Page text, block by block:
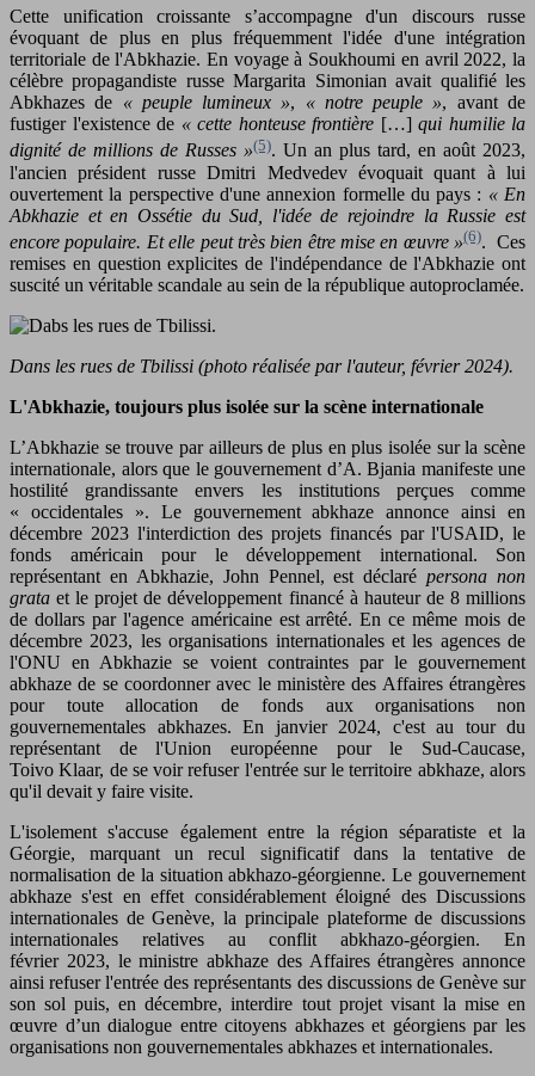
Cette unification croissante s’accompagne d'un discours russe
évoquant de plus en plus fréquemment l'idée d'une intégration
territoriale de l'Abkhazie. En voyage à Soukhoumi en avril 2022, la
célèbre propagandiste russe Margarita Simonian avait qualifié les
Abkhazes de « peuple lumineux », « notre peuple », avant de
fustiger l'existence de « cette honteuse frontière […] qui humilie la
dignité de millions de Russes »(5). Un an plus tard, en août 2023,
l'ancien président russe Dmitri Medvedev évoquait quant à lui
ouvertement la perspective d'une annexion formelle du pays : « En
Abkhazie et en Ossétie du Sud, l'idée de rejoindre la Russie est
encore populaire. Et elle peut très bien être mise en œuvre »(6). Ces
remises en question explicites de l'indépendance de l'Abkhazie ont
suscité un véritable scandale au sein de la république autoproclamée.
Dans les rues de Tbilissi (photo réalisée par l'auteur, février 2024).
L'Abkhazie, toujours plus isolée sur la scène internationale
L’Abkhazie se trouve par ailleurs de plus en plus isolée sur la scène
internationale, alors que le gouvernement d’A. Bjania manifeste une
hostilité grandissante envers les institutions perçues comme
« occidentales ». Le gouvernement abkhaze annonce ainsi en
décembre 2023 l'interdiction des projets financés par l'USAID, le
fonds américain pour le développement international. Son
représentant en Abkhazie, John Pennel, est déclarépersona non
grata et le projet de développement financé à hauteur de 8 millions
de dollars par l'agence américaine est arrêté. En ce même mois de
décembre 2023, les organisations internationales et les agences de
l'ONU en Abkhazie se voient contraintes par le gouvernement
abkhaze de se coordonner avec le ministère des Affaires étrangères
pour toute allocation de fonds aux organisations non
gouvernementales abkhazes. En janvier 2024, c'est au tour du
représentant de l'Union européenne pour le Sud-Caucase,
Toivo Klaar, de se voir refuser l'entrée sur le territoire abkhaze, alors
qu'il devait y faire visite.
L'isolement s'accuse également entre la région séparatiste et la
Géorgie, marquant un recul significatif dans la tentative de
normalisation de la situation abkhazo-géorgienne. Le gouvernement
abkhaze s'est en effet considérablement éloigné des Discussions
internationales de Genève, la principale plateforme de discussions
internationales relatives au conflit abkhazo-géorgien. En
février 2023, le ministre abkhaze des Affaires étrangères annonce
ainsi refuser l'entrée des représentants des discussions de Genève sur
son sol puis, en décembre, interdire tout projet visant la mise en
œuvre d’un dialogue entre citoyens abkhazes et géorgiens par les
organisations non gouvernementales abkhazes et internationales.